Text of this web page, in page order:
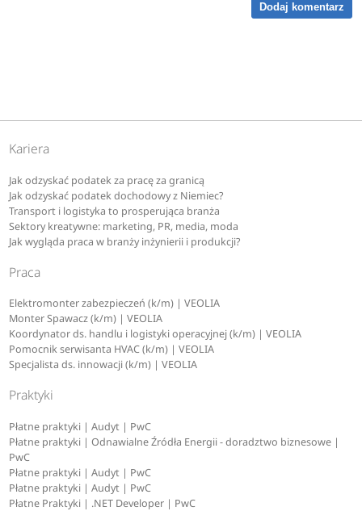
Dodaj komentarz
Kariera
Jak odzyskać podatek za pracę za granicą
Jak odzyskać podatek dochodowy z Niemiec?
Transport i logistyka to prosperująca branża
Sektory kreatywne: marketing, PR, media, moda
Jak wygląda praca w branży inżynierii i produkcji?
Praca
Elektromonter zabezpieczeń (k/m) | VEOLIA
Monter Spawacz (k/m) | VEOLIA
Koordynator ds. handlu i logistyki operacyjnej (k/m) | VEOLIA
Pomocnik serwisanta HVAC (k/m) | VEOLIA
Specjalista ds. innowacji (k/m) | VEOLIA
Praktyki
Płatne praktyki | Audyt | PwC
Płatne praktyki | Odnawialne Źródła Energii - doradztwo biznesowe |
PwC
Płatne praktyki | Audyt | PwC
Płatne praktyki | Audyt | PwC
Płatne Praktyki | .NET Developer | PwC